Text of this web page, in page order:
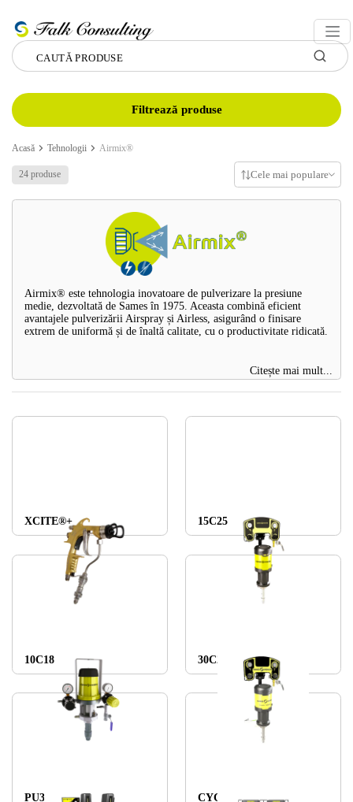
Filtrează produse
Acasă Tehnologii Airmix®
24 produse Cele mai populare
Airmix® este tehnologia inovatoare de pulverizare la presiune
medie, dezvoltată de Sames în 1975. Aceasta combină eficient
avantajele pulverizării Airspray și Airless, asigurând o finisare
extrem de uniformă și de înaltă calitate, cu o productivitate ridicată.
Citește mai mult...
XCITE®+ 15C25
10C18 30C25 AIRMIX®
PU3000 AIRMIX CYCLOMIX EVO